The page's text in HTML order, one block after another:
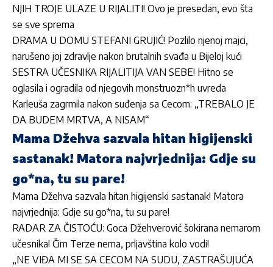
NJIH TROJE ULAZE U RIJALITI! Ovo je presedan, evo šta
se sve sprema
DRAMA U DOMU STEFANI GRUJIĆ! Pozlilo njenoj majci,
narušeno joj zdravlje nakon brutalnih svađa u Bijeloj kući
SESTRA UČESNIKA RIJALITIJA VAN SEBE! Hitno se
oglasila i ogradila od njegovih monstruozn*h uvreda
Karleuša zagrmila nakon suđenja sa Cecom: „TREBALO JE
DA BUDEM MRTVA, A NISAM“
Mama Džehva sazvala hitan higijenski
sastanak! Matora najvrjednija: Gdje su
go*na, tu su pare!
Mama Džehva sazvala hitan higijenski sastanak! Matora
najvrjednija: Gdje su go*na, tu su pare!
RADAR ZA ČISTOĆU: Goca Džehverović šokirana nemarom
učesnika! Čim Terze nema, prljavština kolo vodi!
„NE VIĐA MI SE SA CECOM NA SUDU, ZASTRAŠUJUĆA